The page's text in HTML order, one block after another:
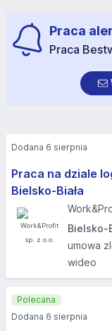
Praca
Praca
Praca na dziale
Bielsko-Biała
Bielsko-
umowa
wideo
Dodana 6 sierpnia
Polecana
Dodana 6 sierpnia